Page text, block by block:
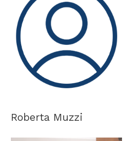
Roberta Muzzi